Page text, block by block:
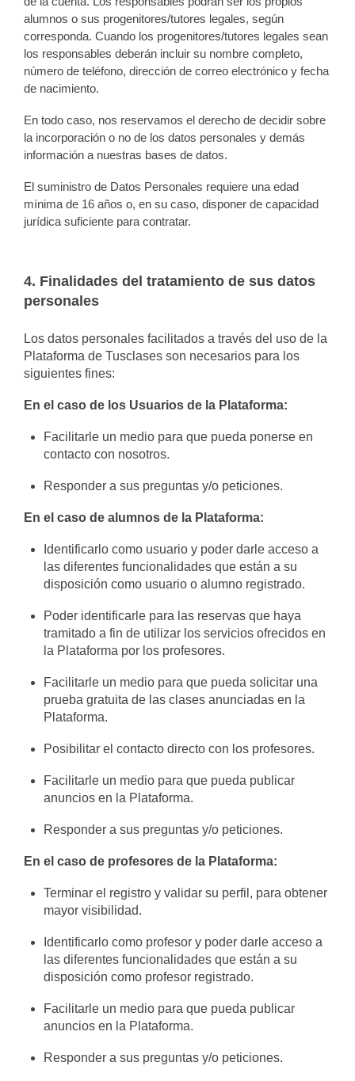
alumnos o sus progenitores/tutores legales, según
corresponda. Cuando los progenitores/tutores legales sean
los responsables deberán incluir su nombre completo,
número de teléfono, dirección de correo electrónico y fecha
de nacimiento.
En todo caso, nos reservamos el derecho de decidir sobre
la incorporación o no de los datos personales y demás
información a nuestras bases de datos.
El suministro de Datos Personales requiere una edad
mínima de 16 años o, en su caso, disponer de capacidad
jurídica suficiente para contratar.
4. Finalidades del tratamiento de sus datos
personales
Los datos personales facilitados a través del uso de la
Plataforma de Tusclases son necesarios para los
siguientes fines:
En el caso de los Usuarios de la Plataforma:
Facilitarle un medio para que pueda ponerse en
contacto con nosotros.
Responder a sus preguntas y/o peticiones.
En el caso de alumnos de la Plataforma:
Identificarlo como usuario y poder darle acceso a
las diferentes funcionalidades que están a su
disposición como usuario o alumno registrado.
Poder identificarle para las reservas que haya
tramitado a fin de utilizar los servicios ofrecidos en
la Plataforma por los profesores.
Facilitarle un medio para que pueda solicitar una
prueba gratuita de las clases anunciadas en la
Plataforma.
Posibilitar el contacto directo con los profesores.
Facilitarle un medio para que pueda publicar
anuncios en la Plataforma.
Responder a sus preguntas y/o peticiones.
En el caso de profesores de la Plataforma:
Terminar el registro y validar su perfil, para obtener
mayor visibilidad.
Identificarlo como profesor y poder darle acceso a
las diferentes funcionalidades que están a su
disposición como profesor registrado.
Facilitarle un medio para que pueda publicar
anuncios en la Plataforma.
Responder a sus preguntas y/o peticiones.